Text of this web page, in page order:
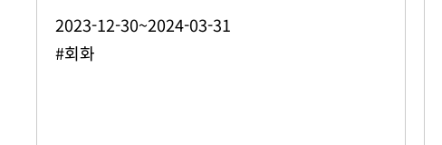
2023-12-30~2024-03-31
#회화